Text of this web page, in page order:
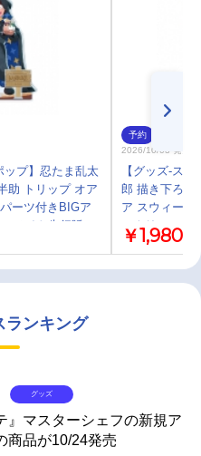
ップ】忍たま乱太
助 トリップ オア
ーツ付きBIGア
メイト先行販
予約
2026/10/03 発売
【グッズ-ス
郎 描き下ろし
ア スウィート
アクリルスタ
売】
￥1,980
ランキング
』マスターシェフの新規ア
商品が10/24発売
グッズ